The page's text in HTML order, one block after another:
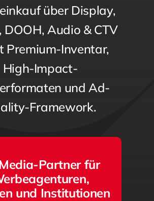
über Display,
DOOH, Audio & CTV
Inventar,
High-Impact-
und Ad-
Framework.
Partner für
und Institutionen